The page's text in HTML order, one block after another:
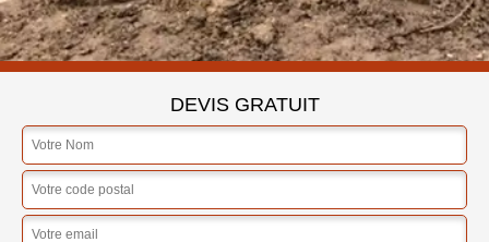
DEVIS GRATUIT